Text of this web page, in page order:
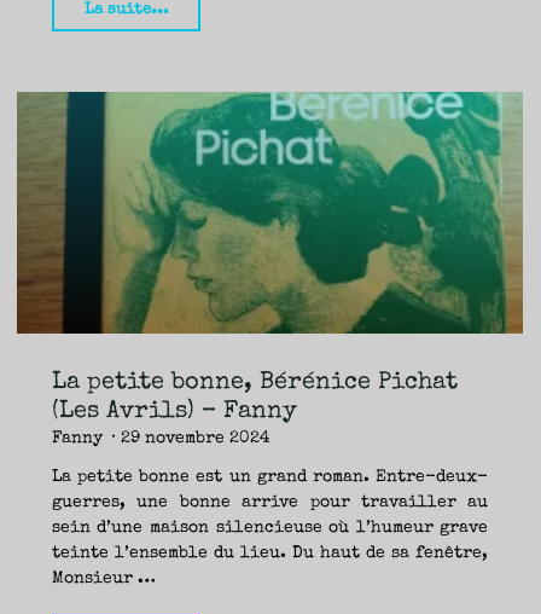
La suite...
d’autres
Yves
Harté
Le
Cherche-
Midi
Fanny"
La petite bonne, Bérénice Pichat
(Les Avrils) – Fanny
Fanny 29 novembre 2024
La petite bonne est un grand roman. Entre-deux-
guerres, une bonne arrive pour travailler au
sein d’une maison silencieuse où l’humeur grave
teinte l’ensemble du lieu. Du haut de sa fenêtre,
Monsieur …